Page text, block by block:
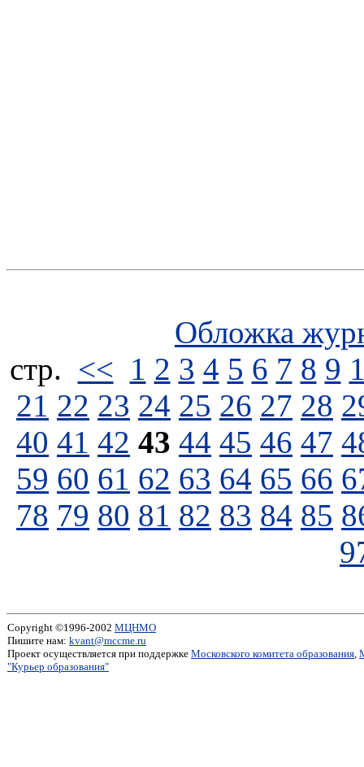
Обложка
стp. << 1 2 3 4 5 6 7 8 9
21 22 23 24 25 26 27 28
40 41 42 43 44 45 46 47
59 60 61 62 63 64 65 66
78 79 80 81 82 83 84 85
Copyright ©1996-2002 МЦНМО
Пишите нам: kvant@mccme.ru
Проект осуществляется при поддержке Московского комитета образования,
"Курьер образования"